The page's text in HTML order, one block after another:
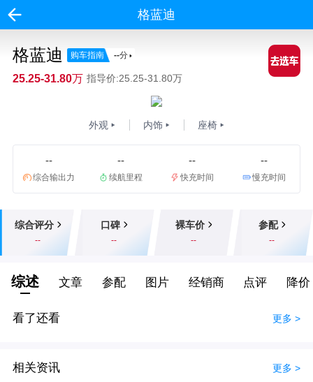
格蓝迪
格蓝迪 购车指南 --分
25.25-31.80万 指导价:25.25-31.80万
外观 内饰 座椅
--
综合输出力
--
续航里程
--
快充时间
--
慢充时间
综合评分
--
口碑
--
裸车价
--
参配
--
综述 文章 参配 图片 经销商 点评 降价
看了还看 更多 >
相关资讯 更多 >